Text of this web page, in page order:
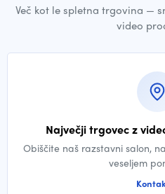
Več kot le spletna trgovina —
video
Največji trgovec z
Obiščite naš razstavni salon,
veseljem